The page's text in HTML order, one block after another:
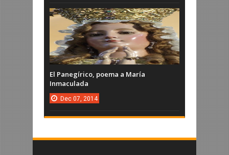
El Panegírico, poema a María
Inmaculada
Dec 07, 2014